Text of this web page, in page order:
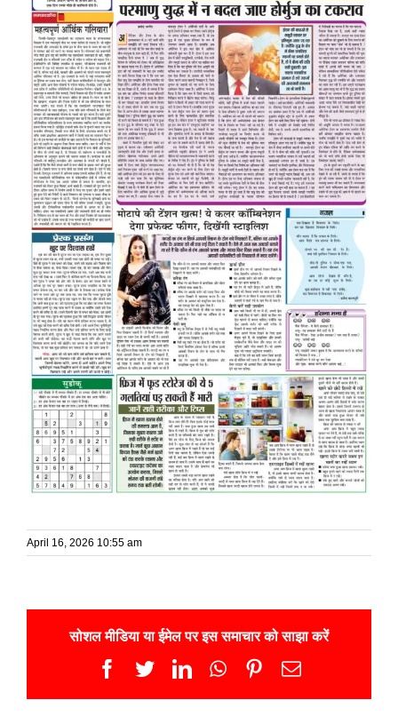
Image
April 16, 2026 10:55 am
सोशल मीडिया या ईमेल पर इस समाचार को साझा करें
Facebook
TwitterLinkedInWhatsApp
Pinterest
Email